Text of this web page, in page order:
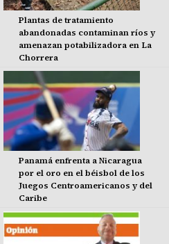
Plantas de tratamiento
abandonadas contaminan ríos y
amenazan potabilizadora en La
Chorrera
Panamá enfrenta a Nicaragua
por el oro en el béisbol de los
Juegos Centroamericanos y del
Caribe